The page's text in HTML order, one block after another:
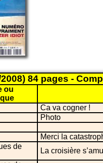
84 pages -
ou
Ca va cogner !
Photo
Merci la
de
La croisière